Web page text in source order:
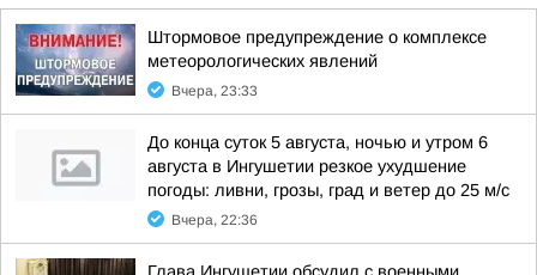
Штормовое предупреждение о комплексе
метеорологических явлений
Вчера, 23:33
До конца суток 5 августа, ночью и утром 6
августа в Ингушетии резкое ухудшение
погоды: ливни, грозы, град и ветер до 25 м/с
Вчера, 22:36